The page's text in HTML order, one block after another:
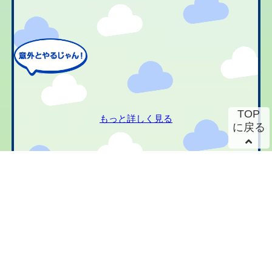
もっと詳しく見る
TOP
に戻る